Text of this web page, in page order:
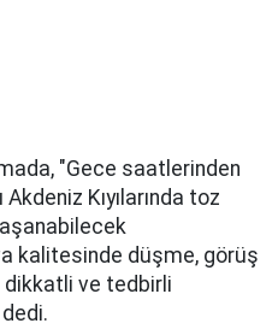
"Gece saatlerinden
Kıyılarında toz
kalitesinde düşme, görüş
ve tedbirli